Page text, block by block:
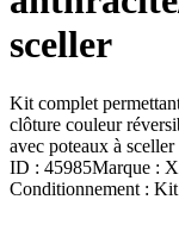
sceller
Kit complet
clôture couleur
avec poteaux à sceller
ID : 45985Marque :
Conditionnement :